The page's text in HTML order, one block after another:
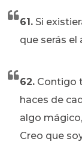
61. Si
que serás
62. Contigo
haces de
algo
Creo que